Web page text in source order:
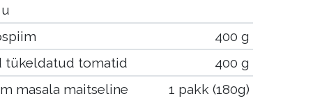
400 g
tükeldatud tomatid
400 g
masala maitseline
1 pakk (180g)